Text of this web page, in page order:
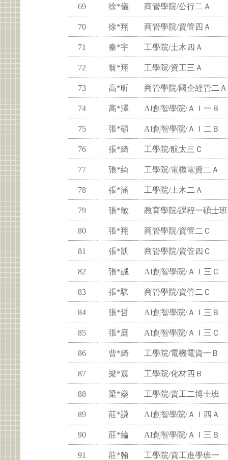
69 徐*儀 商管學院/公行二Ａ
70 徐*翔 商管學院/資管四Ａ
71 秦*宇 工學院/土木四Ａ
72 翁*翔 工學院/資工三Ａ
73 高*昕 商管學院/國企經管二Ａ
74 高*澤 AI創智學院/ＡＩ一Ｂ
75 張*碩 AI創智學院/ＡＩ二Ｂ
76 張*綺 工學院/航太三Ｃ
77 張*綺 工學院/電機電資二Ａ
78 張*涵 工學院/土木二Ａ
79 張*敏 教育學院/課程一碩士班
80 張*翔 商管學院/資管二Ｃ
81 張*凱 商管學院/資管四Ｃ
82 張*誠 AI創智學院/ＡＩ三Ｃ
83 張*騏 商管學院/資管二Ｃ
84 張*哲 AI創智學院/ＡＩ三Ｂ
85 張*庭 AI創智學院/ＡＩ三Ｃ
86 曹*綺 工學院/電機電資一Ｂ
87 梁*震 工學院/化材四Ｂ
88 梁*燊 工學院/資工二博士班
89 莊*謙 AI創智學院/ＡＩ四Ａ
90 莊*綸 AI創智學院/ＡＩ三Ｂ
91 莊*翰 工學院/資工進學班一